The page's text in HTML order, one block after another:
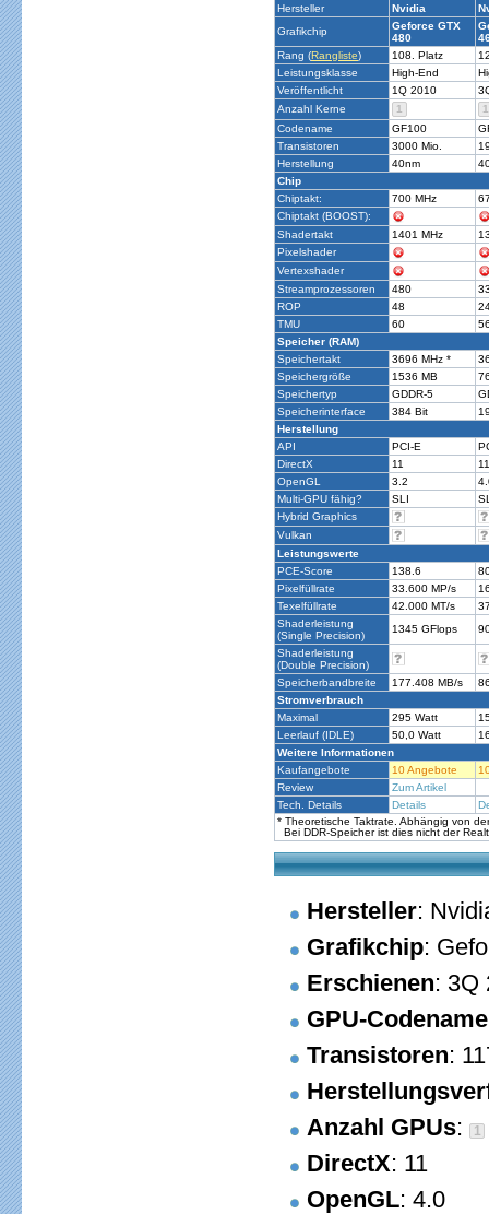
Hersteller Nvidia
Grafikchip
Geforce GTX
480
Rang (Rangliste) 108. Platz
Leistungsklasse
High-End
Veröffentlicht
1Q 2010
Anzahl Kerne
1
1
Codename
GF100
Transistoren
3000 Mio.
Herstellung
40nm
Chip
Chiptakt:
700 MHz
Chiptakt (BOOST):
Shadertakt
1401 MHz
Pixelshader
Vertexshader
Streamprozessoren
480
ROP
48
TMU
60
Speicher (RAM)
Speichertakt
3696 MHz *
Speichergröße
1536 MB
Speichertyp
GDDR-5
Speicherinterface
384 Bit
Herstellung
API
PCI-E
DirectX
11
11
OpenGL
3.2
Multi-GPU fähig?
SLI
Hybrid Graphics
Vulkan
Leistungswerte
PCE-Score
138.6
Pixelfüllrate
33.600 MP/s
Texelfüllrate
42.000 MT/s
Shaderleistung
(Single Precision)
1345 GFlops
Shaderleistung
(Double Precision)
Speicherbandbreite
177.408 MB/s
Stromverbrauch
Maximal
295 Watt
Leerlauf (IDLE)
50,0 Watt
Weitere Informationen
Kaufangebote
10 Angebote
Review
Zum Artikel
Tech. Details
Details
* Theoretische Taktrate. Abhängig von
Bei DDR-Speicher ist dies nicht der
Hersteller:
Grafikchip:
Erschienen: 3Q
GPU-Codename
Transistoren:
Anzahl GPUs: 1
DirectX: 11
OpenGL: 4.0